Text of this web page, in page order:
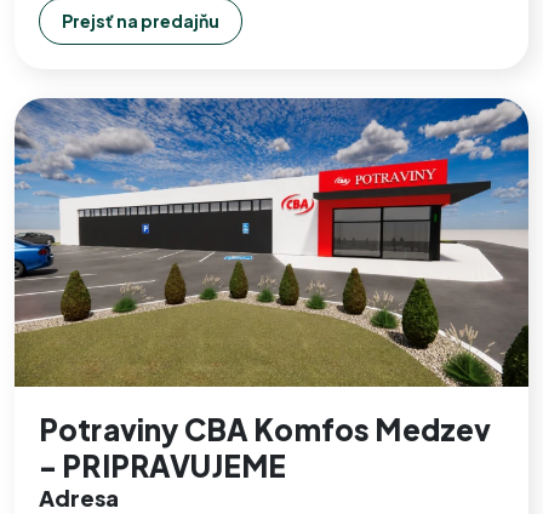
Prejsť na predajňu
Potraviny CBA Komfos Medzev
- PRIPRAVUJEME
Adresa